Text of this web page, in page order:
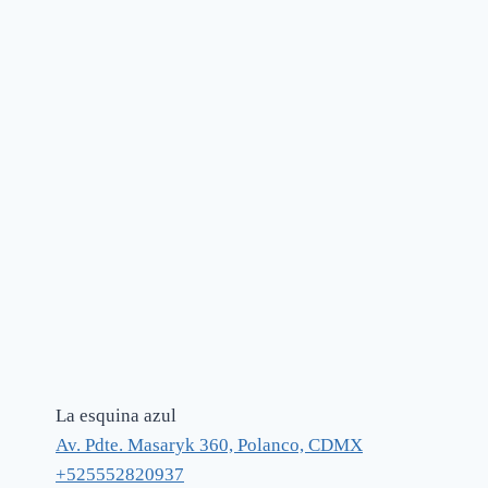
La esquina azul
Av. Pdte. Masaryk 360, Polanco, CDMX
+525552820937